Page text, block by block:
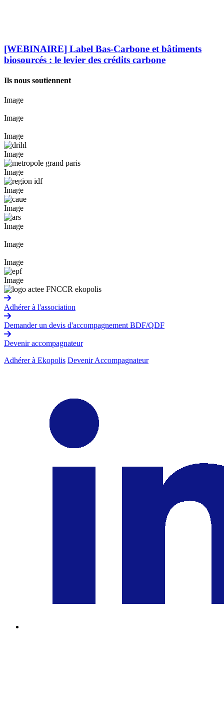
[WEBINAIRE] Label Bas-Carbone et bâtiments
biosourcés : le levier des crédits carbone
Ils nous soutiennent
Image
Image
Image
Image
Image
Image
Image
Image
Image
Image
Image
Adhérer à l'association
Demander un devis d'accompagnement BDF/QDF
Devenir accompagnateur
Adhérer à Ekopolis Devenir Accompagnateur